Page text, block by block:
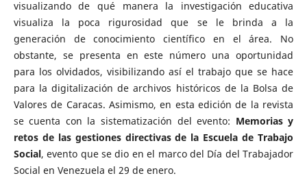
visualizando de qué manera la investigación educativa
visualiza la poca rigurosidad que se le brinda a la
generación de conocimiento científico en el área. No
obstante, se presenta en este número una oportunidad
para los olvidados, visibilizando así el trabajo que se hace
para la digitalización de archivos históricos de la Bolsa de
Valores de Caracas. Asimismo, en esta edición de la revista
se cuenta con la sistematización del evento: Memorias y
retos de las gestiones directivas de la Escuela de Trabajo
Social, evento que se dio en el marco del Día del Trabajador
Social en Venezuela el 29 de enero.